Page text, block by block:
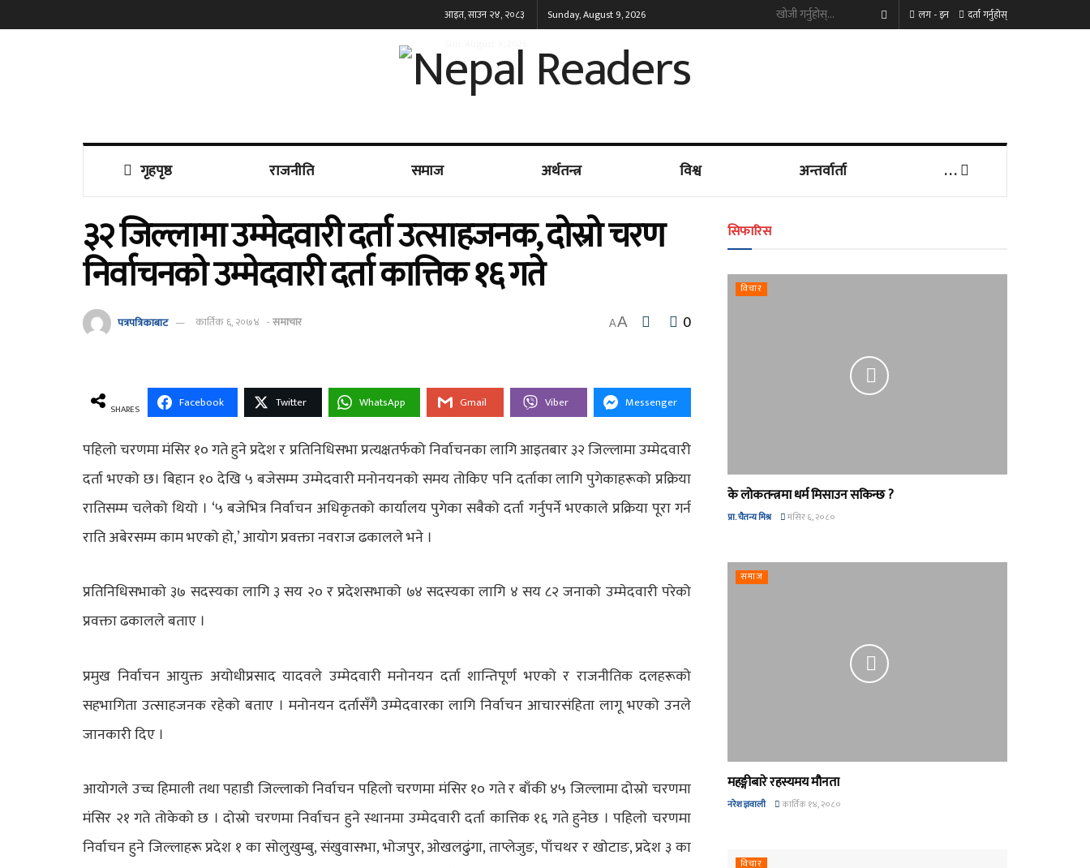
आइत, साउन २४, २०८३
Sunday, August 9, 2026 लग - इन दर्ता गर्नुहोस्
गृहपृष्ठ राजनीति समाज अर्थतन्त्र विश्व अन्तर्वार्ता . . .
३२ जिल्लामा उम्मेदवारी दर्ता उत्साहजनक, दोस्रो चरण
निर्वाचनकाे उम्मेदवारी दर्ता कात्तिक १६ गते
पत्रपत्रिकाबाट कार्तिक ६, २०७४ -समाचार AA 0
SHARES Facebook Twitter WhatsApp Gmail Viber Messenger
पहिलो चरणमा मंसिर १० गते हुने प्रदेश र प्रतिनिधिसभा प्रत्यक्षतर्फको निर्वाचनका लागि आइतबार ३२ जिल्लामा उम्मेदवारी
दर्ता भएको छ। बिहान १० देखि ५ बजेसम्म उम्मेदवारी मनोनयनको समय तोकिए पनि दर्ताका लागि पुगेकाहरूको प्रक्रिया
रातिसम्म चलेको थियो । ‘५ बजेभित्र निर्वाचन अधिकृतको कार्यालय पुगेका सबैको दर्ता गर्नुपर्ने भएकाले प्रक्रिया पूरा गर्न
राति अबेरसम्म काम भएको हो,’ आयोग प्रवक्ता नवराज ढकालले भने ।
प्रतिनिधिसभाको ३७ सदस्यका लागि ३ सय २० र प्रदेशसभाको ७४ सदस्यका लागि ४ सय ८२ जनाको उम्मेदवारी परेको
प्रवक्ता ढकालले बताए ।
प्रमुख निर्वाचन आयुक्त अयोधीप्रसाद यादवले उम्मेदवारी मनोनयन दर्ता शान्तिपूर्ण भएको र राजनीतिक दलहरूको
सहभागिता उत्साहजनक रहेको बताए । मनोनयन दर्तासँगै उम्मेदवारका लागि निर्वाचन आचारसंहिता लागू भएको उनले
जानकारी दिए ।
आयोगले उच्च हिमाली तथा पहाडी जिल्लाको निर्वाचन पहिलो चरणमा मंसिर १० गते र बाँकी ४५ जिल्लामा दोस्रो चरणमा
मंसिर २१ गते तोकेको छ । दोस्रो चरणमा निर्वाचन हुने स्थानमा उम्मेदवारी दर्ता कात्तिक १६ गते हुनेछ । पहिलो चरणमा
निर्वाचन हुने जिल्लाहरू प्रदेश १ का सोलुखुम्बु, संखुवासभा, भोजपुर, ओखलढुंगा, ताप्लेजुङ, पाँचथर र खोटाङ, प्रदेश ३ का
सिफारिस
विचार
के लोकतन्त्रमा धर्म मिसाउन सकिन्छ ?
प्रा. चैतन्य मिश्र मंसिर ६, २०८०
समाज
महङ्गीबारे रहस्यमय मौनता
नरेश ज्ञवाली कार्तिक १४, २०८०
विचार